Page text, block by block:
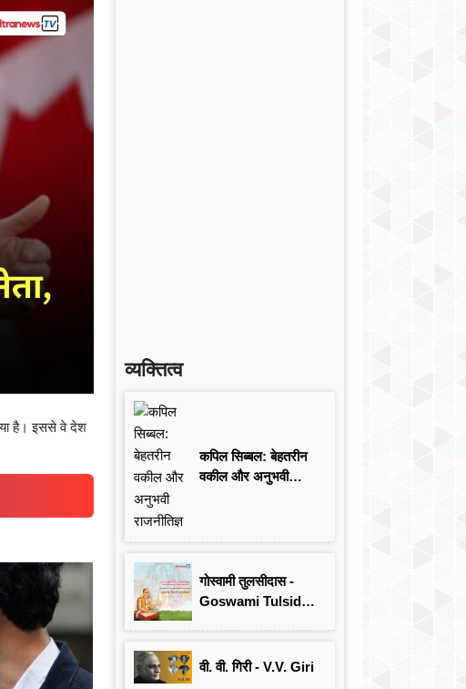
है। इससे वे देश
व्यक्तित्व
कपिल सिब्बल: बेहतरीन
वकील और अनुभवी
गोस्वामी तुलसीदास -
Goswami Tulsidas:
वी. वी. गिरी - V.V. Giri